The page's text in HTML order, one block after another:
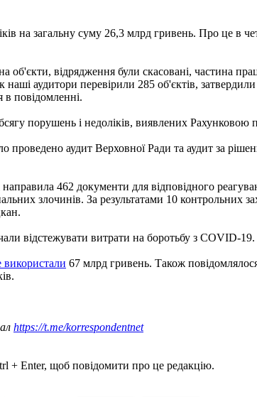
на загальну суму 26,3 млрд гривень. Про це в
об'єкти, відрядження були скасовані, частина
аудитори перевірили 285 об'єктів,
повідомленні.
порушень і недоліків, виявлених Рахунковою
проведено аудит Верховної Ради та аудит за
462 документи для відповідного
злочинів. За результатами 10 контрольних
відстежувати витрати на боротьбу з COVID-19.
67 млрд гривень. Також
https://t.me/korrespondentnet
+ Enter, щоб повідомити про це редакцію.